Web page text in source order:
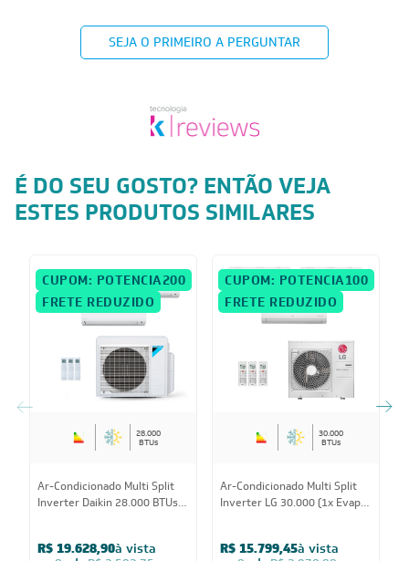
SEJA O PRIMEIRO A PERGUNTAR
É DO SEU GOSTO? ENTÃO VEJA
ESTES PRODUTOS SIMILARES
CUPOM: POTENCIA200
FRETE REDUZIDO
28.000
BTUs
Ar-Condicionado Multi Split
Inverter Daikin 28.000 BTUs
220V
R$ 19.628,90à vista
CUPOM: POTENCIA100
FRETE REDUZIDO
30.000
BTUs
Ar-Condicionado Multi Split
Inverter LG 30.000 (1x Evap
R$ 15.799,45à vista